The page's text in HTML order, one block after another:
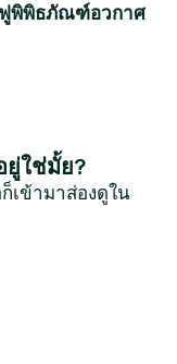
ฟูพิพิธภัณฑ์อวกาศ
ยู่ใช่มั้ย?
เข้ามาส่องดูใน